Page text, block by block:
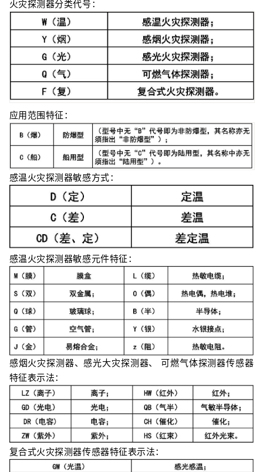
火灾探测器分类代号：
应用范围特征：
感温火灾探测器敏感方式：
感温火灾探测器敏感元件特征：
感烟火灾探测器、感光大灾探测器、 可燃气体探测器传感器
特征表示法：
复合式火灾探测器传感器特征表示法：